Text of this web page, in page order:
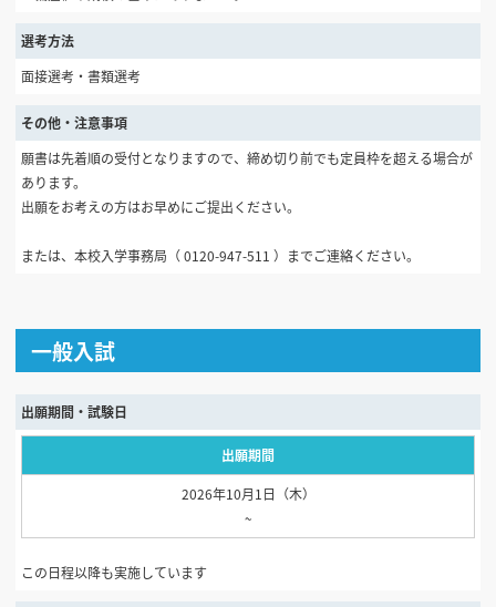
選考方法
面接選考・書類選考
その他・注意事項
願書は先着順の受付となりますので、締め切り前でも定員枠を超える場合が
あります。
出願をお考えの方はお早めにご提出ください。
または、本校入学事務局（ 0120-947-511 ）までご連絡ください。
一般入試
出願期間・試験日
出願期間
2026年10月1日（木）
~
この日程以降も実施しています